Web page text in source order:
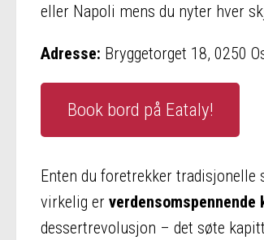
eller Napoli mens du nyter hver
Adresse: Bryggetorget 18, 0250
Book bord på Eataly!
Enten du foretrekker tradisjonelle
virkelig er
dessertrevolusjon – det søte